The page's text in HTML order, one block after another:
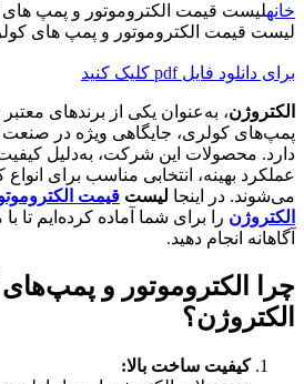
خانهلیست قیمت الکتروموتور و پمپ های
لیست قیمت الکتروموتور و پمپ های
برای دانلود فایل pdf کلیک کنید
الکتروژن، به‌عنوان یکی از برندهای معتبر
پمپ‌های کولری، جایگاهی ویژه در
دارد. محصولات این شرکت، به‌دلیل کیفیت
عملکرد بهینه، انتخابی مناسب برای
می‌شوند. در اینجا لیست قیمت
الکتروژن را برای شما آماده کرده‌ایم تا
آگاهانه انجام دهید.
چرا الکتروموتور و
الکتروژن؟
کیفیت ساخت بالا: